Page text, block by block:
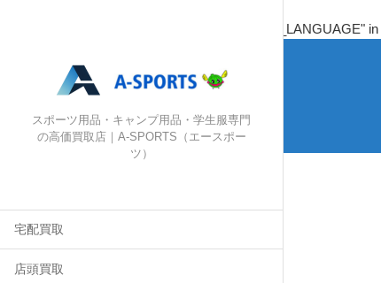
: Undefined array key "HTTP_ACCEPT_LANGUAGE" in
スポーツ用品・キャンプ用品・学生服専門
の高価買取店｜A-SPORTS（エースポー
ツ）
宅配買取
店頭買取